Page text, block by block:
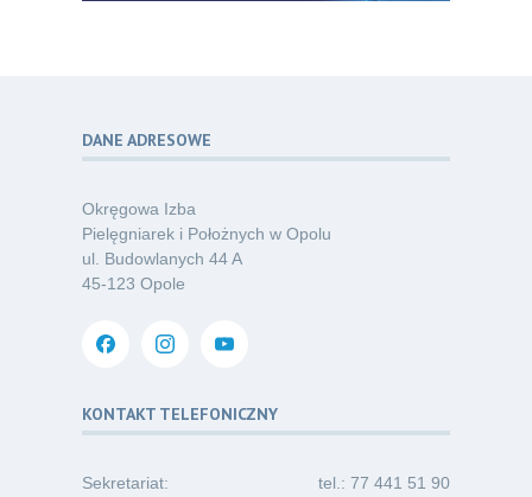
06
Poza sezonem, poza schematem –
o nowym spojrzeniu na profilaktykę
03
Oferta pracy – pielęgniarka/pielęgniarz
06.26
i absolwentów pielęgniarstwa
Kategoria:Komunikaty
DANE ADRESOWE
Okręgowa Izba
Pielęgniarek i Położnych w Opolu
ul. Budowlanych 44 A
45-123 Opole
KONTAKT TELEFONICZNY
Sekretariat:
tel.: 77 441 51 90